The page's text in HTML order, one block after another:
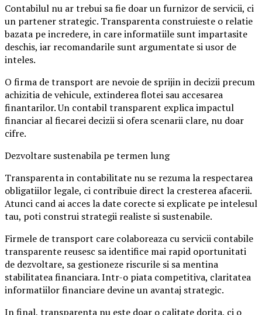
Contabilul nu ar trebui sa fie doar un furnizor de servicii, ci
un partener strategic. Transparenta construieste o relatie
bazata pe incredere, in care informatiile sunt impartasite
deschis, iar recomandarile sunt argumentate si usor de
inteles.
O firma de transport are nevoie de sprijin in decizii precum
achizitia de vehicule, extinderea flotei sau accesarea
finantarilor. Un contabil transparent explica impactul
financiar al fiecarei decizii si ofera scenarii clare, nu doar
cifre.
Dezvoltare sustenabila pe termen lung
Transparenta in contabilitate nu se rezuma la respectarea
obligatiilor legale, ci contribuie direct la cresterea afacerii.
Atunci cand ai acces la date corecte si explicate pe intelesul
tau, poti construi strategii realiste si sustenabile.
Firmele de transport care colaboreaza cu servicii contabile
transparente reusesc sa identifice mai rapid oportunitati
de dezvoltare, sa gestioneze riscurile si sa mentina
stabilitatea financiara. Intr-o piata competitiva, claritatea
informatiilor financiare devine un avantaj strategic.
In final, transparenta nu este doar o calitate dorita, ci o